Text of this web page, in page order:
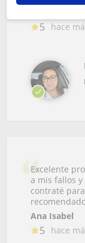
5 hace
Excelente
a mis fallos
contraté
Ana Isabel
5 hace